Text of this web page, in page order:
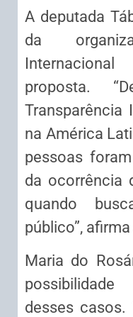
A deputada
da
proposta.
Transparência
na América
pessoas
da ocorrência
quando
público”,
Maria do
desses casos.